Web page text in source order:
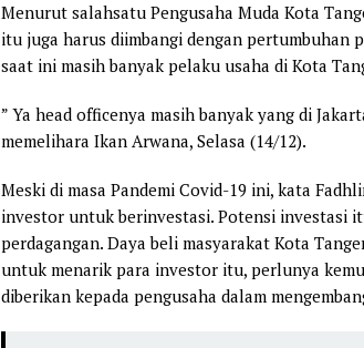
Menurut salahsatu Pengusaha Muda Kota
itu juga harus diimbangi dengan pertumbuhan
saat ini masih banyak pelaku usaha di Kota
” Ya head officenya masih banyak yang di
memelihara Ikan Arwana, Selasa (14/12).
Meski di masa Pandemi Covid-19 ini, kata
investor untuk berinvestasi. Potensi investasi
perdagangan. Daya beli masyarakat Kota
untuk menarik para investor itu, perlunya
diberikan kepada pengusaha dalam